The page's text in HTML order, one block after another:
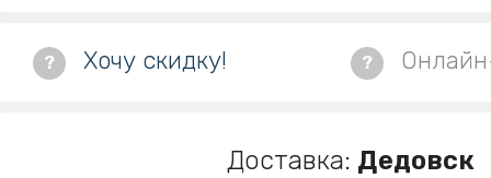
? Хочу скидку! ?
Доставка: Дедовск